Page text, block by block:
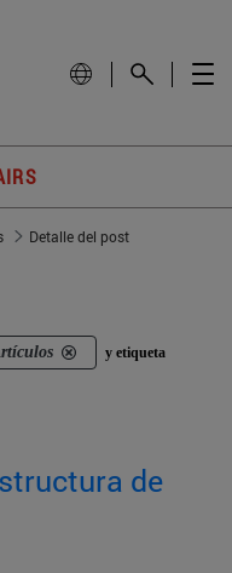
Detalle del post
y etiqueta
de